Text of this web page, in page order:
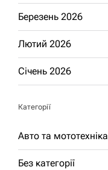
Березень 2026
Лютий 2026
Січень 2026
Категорії
Авто та мототехніка
Без категорії